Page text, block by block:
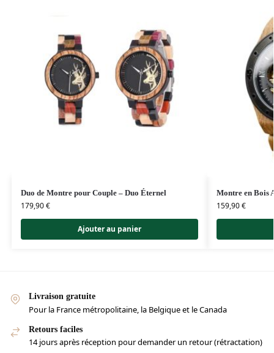
Duo de Montre pour Couple – Duo Éternel
179,90€
Ajouter au panier
Montre en Bois
159,90€
Livraison gratuite
Pour la France métropolitaine, la Belgique et le Canada
Retours faciles
14 jours après réception pour demander un retour (rétractation)